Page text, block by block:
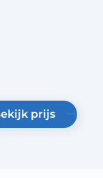
bekijk prijs